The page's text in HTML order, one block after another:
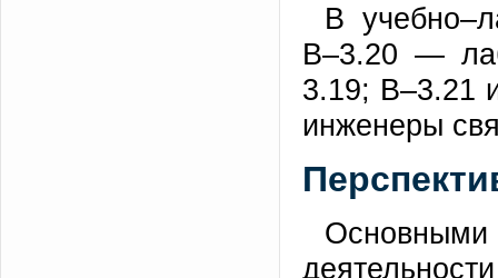
В
В–3.20 —
3.19; В–3.21
инженеры